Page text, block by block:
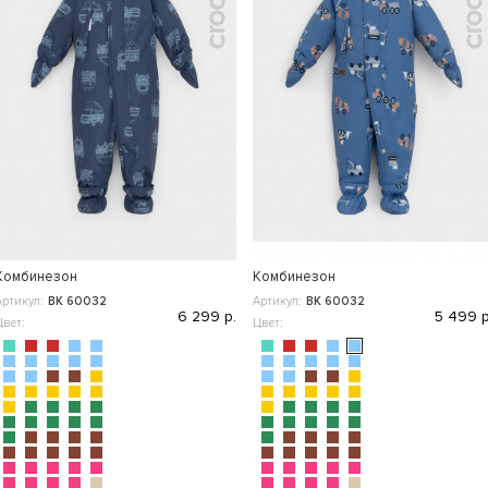
ВК 60032
6 299 р.
Комбинезон
Артикул: ВК 60032
Цвет:
5 499